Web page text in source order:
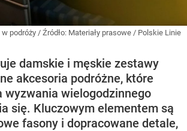
podróży / Źródło: Materiały prasowe / Polskie Linie
damskie i męskie zestawy
akcesoria podróżne, które
wyzwania wielogodzinnego
się. Kluczowym elementem są
fasony i dopracowane detale,